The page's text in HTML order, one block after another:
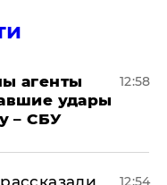
агенты
удары
– СБУ
12:58
12:54